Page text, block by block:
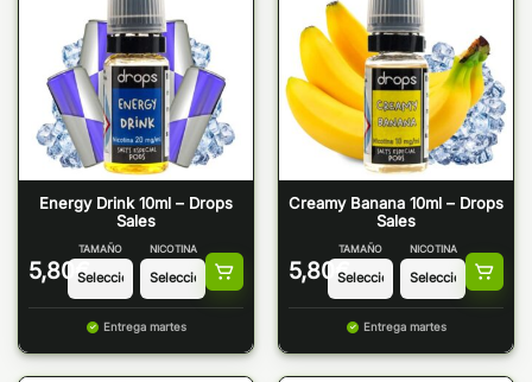
Energy Drink 10ml – Drops
Sales
5,80 €
TAMAÑO NICOTINA
Entrega martes
Creamy Banana 10ml – Drops
Sales
5,80 €
TAMAÑO NICOTINA
Entrega martes